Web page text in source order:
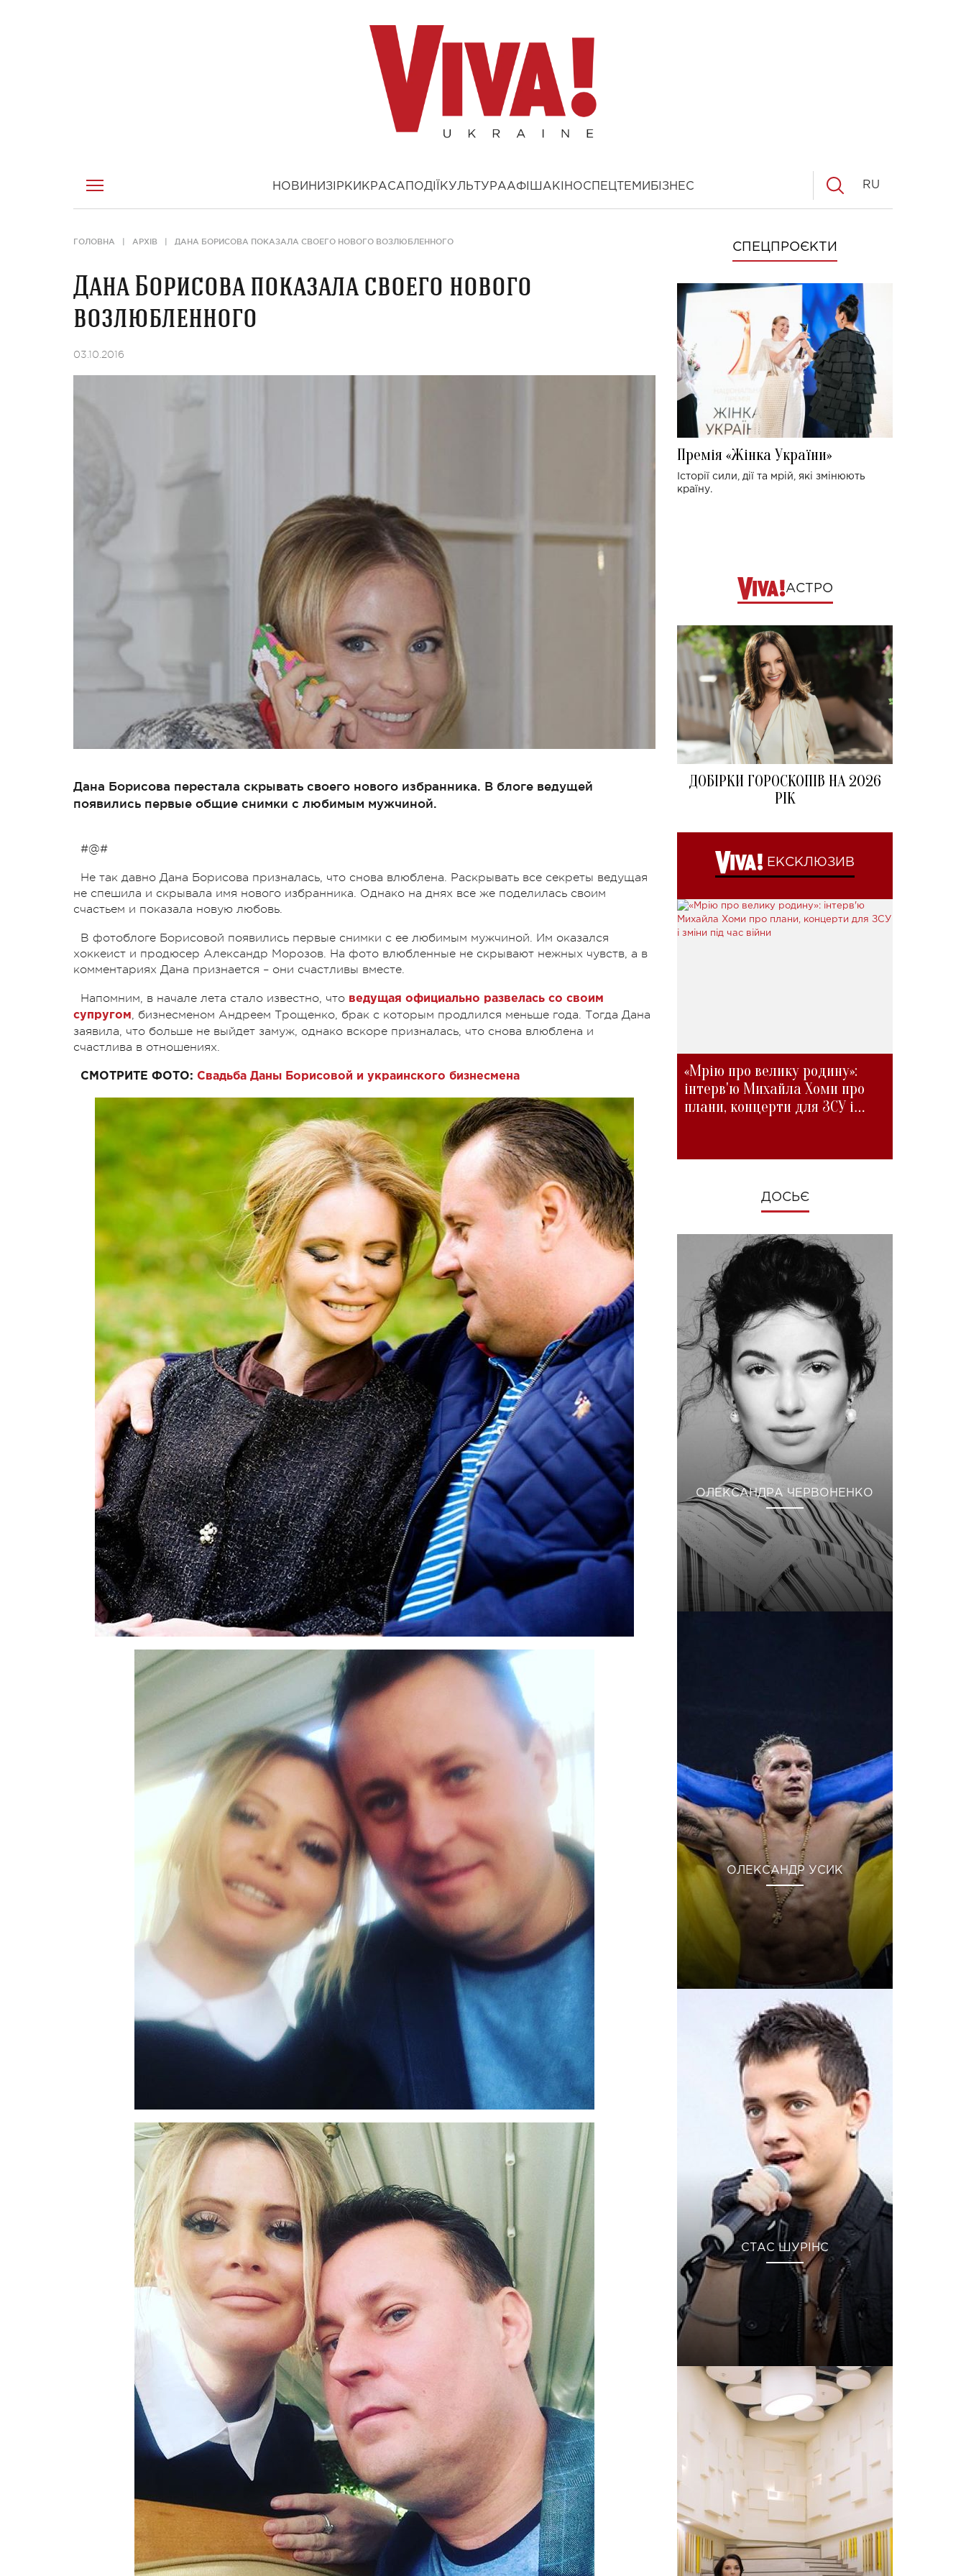
НОВИНИ ЗІРКИ КРАСА ПОДІЇ КУЛЬТУРААФІША КІНОСПЕЦТЕМИ БІЗНЕС RU
ГОЛОВНА АРХІВ ДАНА БОРИСОВА ПОКАЗАЛА СВОЕГО НОВОГО ВОЗЛЮБЛЕННОГО
Дана Борисова показала своего нового
возлюбленного
03.10.2016
Дана Борисова перестала скрывать своего нового избранника. В блоге ведущей
появились первые общие снимки с любимым мужчиной.
#@#
Не так давно Дана Борисова призналась, что снова влюблена. Раскрывать все секреты ведущая
не спешила и скрывала имя нового избранника. Однако на днях все же поделилась своим
счастьем и показала новую любовь.
В фотоблоге Борисовой появились первые снимки с ее любимым мужчиной. Им оказался
хоккеист и продюсер Александр Морозов. На фото влюбленные не скрывают нежных чувств, а в
комментариях Дана признается – они счастливы вместе.
Напомним, в начале лета стало известно, что ведущая официально развелась со своим
супругом, бизнесменом Андреем Трощенко, брак с которым продлился меньше года. Тогда Дана
заявила, что больше не выйдет замуж, однако вскоре призналась, что снова влюблена и
счастлива в отношениях.
СМОТРИТЕ ФОТО: Свадьба Даны Борисовой и украинского бизнесмена
СПЕЦПРОЄКТИ
Премія «Жінка України»
Історії сили, дії та мрій, які змінюють
країну.
АСТРО
ДОБІРКИ ГОРОСКОПІВ НА 2026
РІК
ЕКСКЛЮЗИВ
«Мрію про велику родину»:
інтерв'ю Михайла Хоми про
плани, концерти для ЗСУ і
ДОСЬЄ
ОЛЕКСАНДРА ЧЕРВОНЕНКО
ОЛЕКСАНДР УСИК
СТАС ШУРІНС